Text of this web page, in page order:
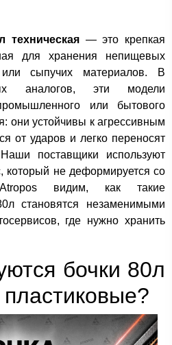
техническая — это крепкая
для хранения непищевых
или сыпучих материалов. В
аналогов, эти модели
или бытового
они устойчивы к агрессивным
от ударов и легко переносят
поставщики используют
который не деформируется со
видим, как такие
становятся незаменимыми
где нужно хранить
бочки 80л